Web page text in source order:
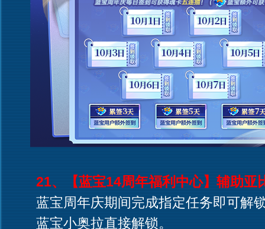
21、【蓝宝14周年福利中心】辅助亚
蓝宝周年庆期间完成指定任务即可解
蓝宝小奥拉直接解锁。